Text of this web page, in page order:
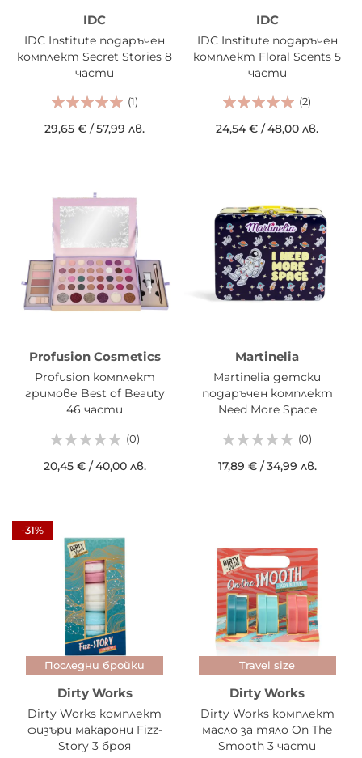
IDC
IDC Institute подаръчен
комплект Secret Stories 8
части
(1)
29,65 € /57,99 лв.
IDC
IDC Institute подаръчен
комплект Floral Scents 5
части
(2)
24,54 € /48,00 лв.
Profusion Cosmetics
Profusion комплект
гримове Best of Beauty
46 части
(0)
20,45 €/40,00 лв.
Martinelia
Martinelia детски
подаръчен комплект
Need More Space
(0)
17,89 €/34,99 лв.
-31%
Последни бройки
Dirty Works
Dirty Works комплект
физъри макарони Fizz-
Story 3 броя
Travel size
Dirty Works
Dirty Works комплект
масло за тяло On The
Smooth 3 части